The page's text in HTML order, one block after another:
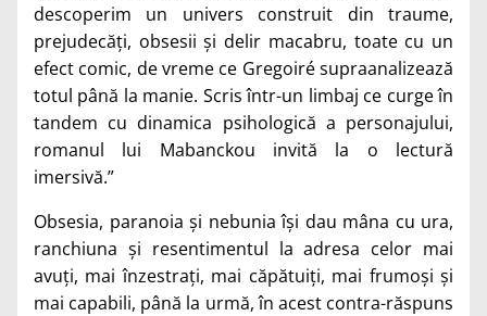
descoperim un univers construit din traume,
prejudecăți, obsesii și delir macabru, toate cu un
efect comic, de vreme ce Gregoiré supraanalizează
totul până la manie. Scris într-un limbaj ce curge în
tandem cu dinamica psihologică a personajului,
romanul lui Mabanckou invită la o lectură
imersivă.”
Obsesia, paranoia și nebunia își dau mâna cu ura,
ranchiuna și resentimentul la adresa celor mai
avuți, mai înzestrați, mai căpătuiți, mai frumoși și
mai capabili, până la urmă, în acest contra-răspuns